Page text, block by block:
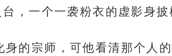
，一个一袭粉衣的虚影身披
的宗师，可他看清那个人的